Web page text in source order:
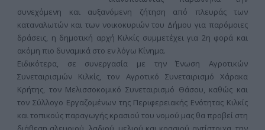
συνεχόμενη και αυξανόμενη ζήτηση από πλευράς των
καταναλωτών και των νοικοκυριών του Δήμου για παρόμοιες
δράσεις, η δημοτική αρχή Κιλκίς συμμετέχει για 2η φορά και
ακόμη πιο δυναμικά στο εν λόγω Κίνημα.
Ειδικότερα, σε συνεργασία με την Ένωση Αγροτικών
Συνεταιρισμών Κιλκίς, τον Αγροτικό Συνεταιρισμό Χάρακα
Κρήτης, τον Μελισσοκομικό Συνεταιρισμό Θάσου, καθώς και
τον Σύλλογο Εργαζομένων της Περιφερειακής Ενότητας Κιλκίς
και τοπικούς παραγωγής κρασιού του νομού μας θα προβεί στη